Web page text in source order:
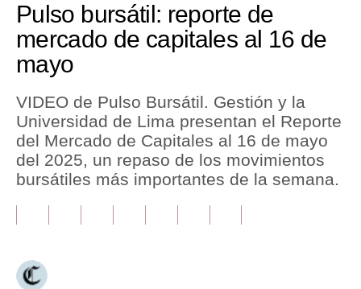
Empresas
Management & Empleo
Mercados
Perú
Política
Inmobiliarias
Pulso bursátil: reporte de
mercado de capitales al 16 de
mayo
VIDEO de Pulso Bursátil. Gestión y la
Universidad de Lima presentan el Reporte
del Mercado de Capitales al 16 de mayo
del 2025, un repaso de los movimientos
bursátiles más importantes de la semana.